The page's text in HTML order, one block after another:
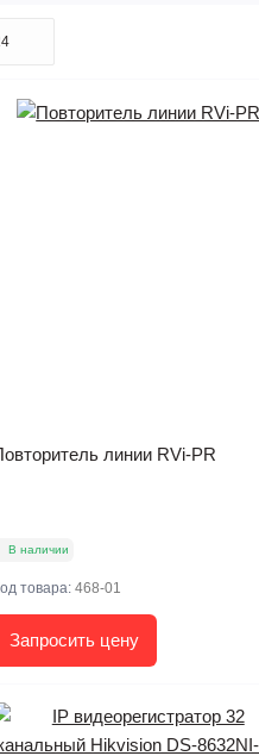
линии RVi-PR
В наличии
товара:468-01
Запросить цену